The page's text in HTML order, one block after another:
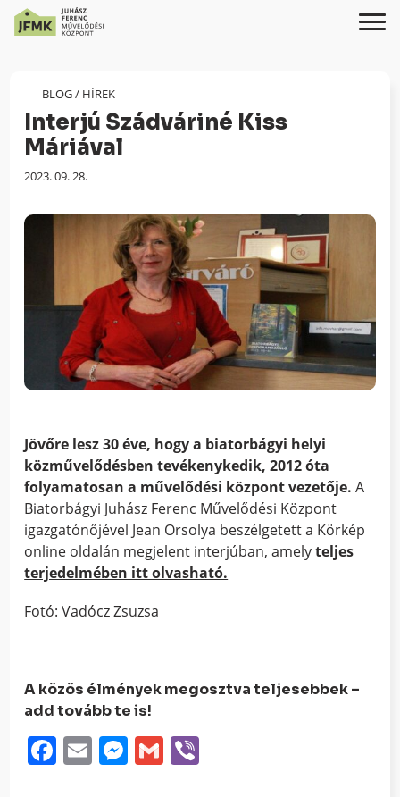
Content
navigációhoz
BLOG/ HÍREK
Interjú Szádváriné Kiss
Máriával
Megjelenés
2023. 09. 28.
Jövőre lesz 30 éve, hogy a biatorbágyi helyi
közművelődésben tevékenykedik, 2012 óta
folyamatosan a művelődési központ vezetője. A
Biatorbágyi Juhász Ferenc Művelődési Központ
igazgatónőjével Jean Orsolya beszélgetett a Körkép
online oldalán megjelent interjúban, amelyteljes
terjedelmében itt olvasható.
Fotó: Vadócz Zsuzsa
A közös élmények megosztva teljesebbek –
add tovább te is!
Facebook
EmailMessenger
Gmail